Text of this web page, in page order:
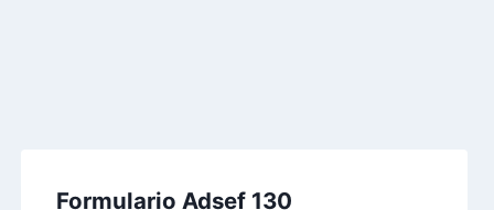
Formulario Adsef 130